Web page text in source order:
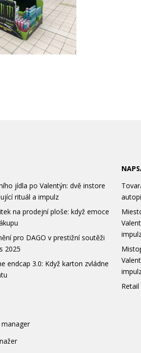
jídla po Valentýn: dvě instore
rituál a impulz
na prodejní ploše: když emoce
pro DAGO v prestižní soutěži
2025
endcap 3.0: Když karton zvládne